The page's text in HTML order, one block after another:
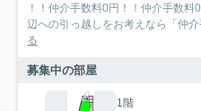
！！仲介手数料0円！！仲介手数
辺への引っ越しをお考えなら「仲
る
募集中の部屋
1階